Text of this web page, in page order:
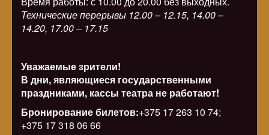
Технические перерывы 12.00 – 12.15, 14.00 –
14.20, 17.00 – 17.15
Уважаемые зрители!
В дни, являющиеся государственными
праздниками, кассы театра не работают!
Бронирование билетов:+375 17 263 10 74;
+375 17 318 06 66